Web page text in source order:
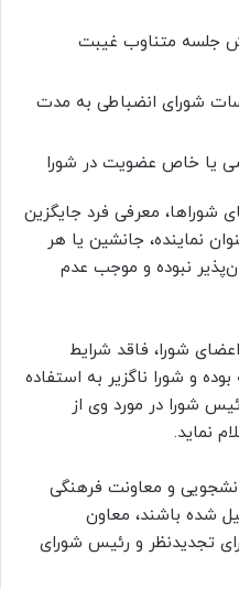
جلسه متناوب غیبت
شورای انضباطی به مدت
یا خاص عضویت در شورا
شوراها، معرفی فرد جایگزین
نماینده، جانشین یا هر
نبوده و موجب عدم
شورا، فاقد شرایط
و شورا ناگزیر به استفاده
شورا در مورد وی از
نماید.
و معاونت فرهنگی
شده باشند، معاون
تجدیدنظر و رئیس شورای